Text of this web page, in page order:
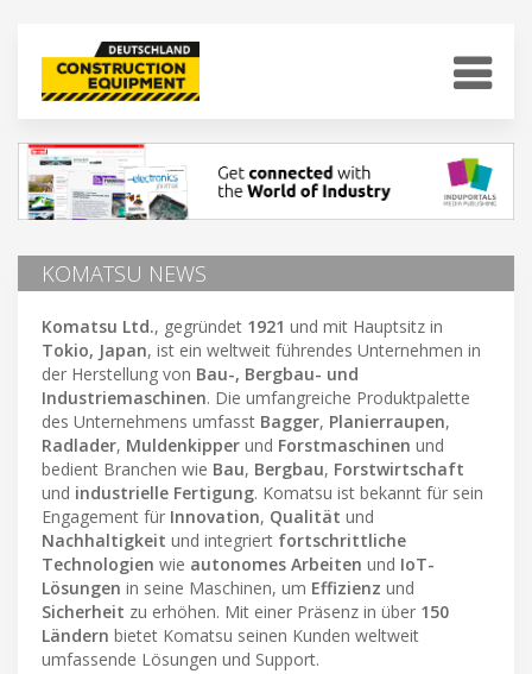
KOMATSU NEWS
Komatsu Ltd., gegründet 1921 und mit Hauptsitz in
Tokio, Japan, ist ein weltweit führendes Unternehmen in
der Herstellung von Bau-, Bergbau- und
Industriemaschinen. Die umfangreiche Produktpalette
des Unternehmens umfasst Bagger, Planierraupen,
Radlader, Muldenkipper und Forstmaschinen und
bedient Branchen wie Bau, Bergbau, Forstwirtschaft
und industrielle Fertigung. Komatsu ist bekannt für sein
Engagement für Innovation, Qualität und
Nachhaltigkeit und integriert fortschrittliche
Technologien wie autonomes Arbeiten und IoT-
Lösungen in seine Maschinen, um Effizienz und
Sicherheit zu erhöhen. Mit einer Präsenz in über 150
Ländern bietet Komatsu seinen Kunden weltweit
umfassende Lösungen und Support.